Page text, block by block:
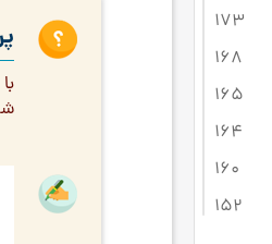
173
168
165
164
160
152